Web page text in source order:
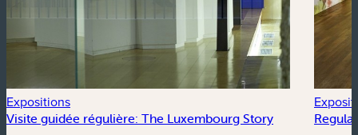
Expositions
Visite guidée régulière: The Luxembourg Story